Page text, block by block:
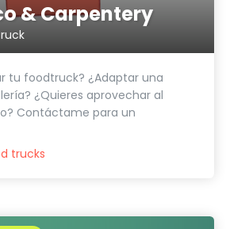
& Carpentery
tu foodtruck? ¿Adaptar una
¿Quieres aprovechar al
Contáctame para un
trucks